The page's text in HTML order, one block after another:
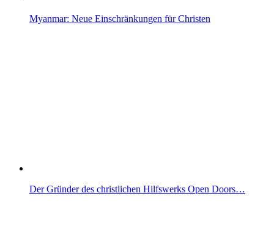
Myanmar: Neue Einschränkungen für Christen
Der Gründer des christlichen Hilfswerks Open Doors…